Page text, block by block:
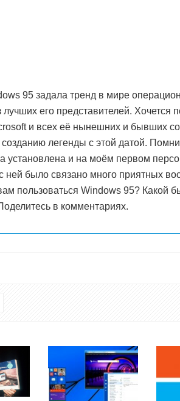
95 задала тренд в мире
лучших его представителей. Хочется
и всех её нынешних и бывших
созданию легенды с этой датой.
установлена и на моём первом
ней было связано много приятных
пользоваться Windows 95? Какой
в комментариях.